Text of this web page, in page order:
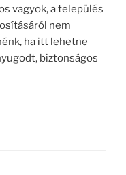
vagyok, a település
nem
ha itt lehetne
biztonságos